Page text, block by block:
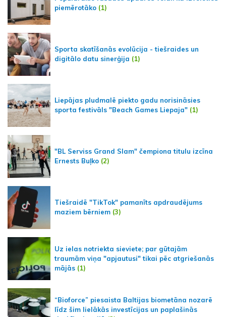
piemērotāko (1)
Sporta skatīšanās evolūcija - tiešraides un
digitālo datu sinerģija (1)
Liepājas pludmalē piekto gadu norisināsies
sporta festivāls "Beach Games Liepaja" (1)
"BL Serviss Grand Slam" čempiona titulu izcīna
Ernests Buļko (2)
Tiešraidē "TikTok" pamanīts apdraudējums
maziem bērniem (3)
Uz ielas notriekta sieviete; par gūtajām
traumām viņa "apjautusi" tikai pēc atgriešanās
mājās (1)
“Bioforce” piesaista Baltijas biometāna nozarē
līdz šim lielākās investīcijas un paplašinās